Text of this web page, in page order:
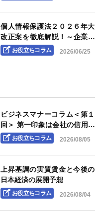
個人情報保護法２０２６年大
改正案を徹底解説！～企業が
備えるべき実務上の変更点と
経営リスクへの対応～
お役立ちコラム 2026/06/25
ビジネスマナーコラム＜第１
回＞ 第一印象は会社の信用を
左右する ～身だしなみと言葉
遣いを見直す～
お役立ちコラム 2026/08/05
上昇基調の実質賃金と今後の
日本経済の展開予想
お役立ちコラム 2026/08/04